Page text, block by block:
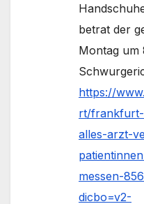
betrat der
Montag um
https://
rt/frankfurt-
alles-arzt-
messen-
dicbo=v2-